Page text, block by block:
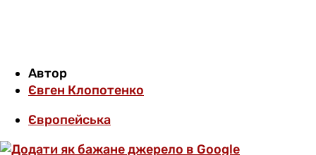
Автор
Євген Клопотенко
Європейська